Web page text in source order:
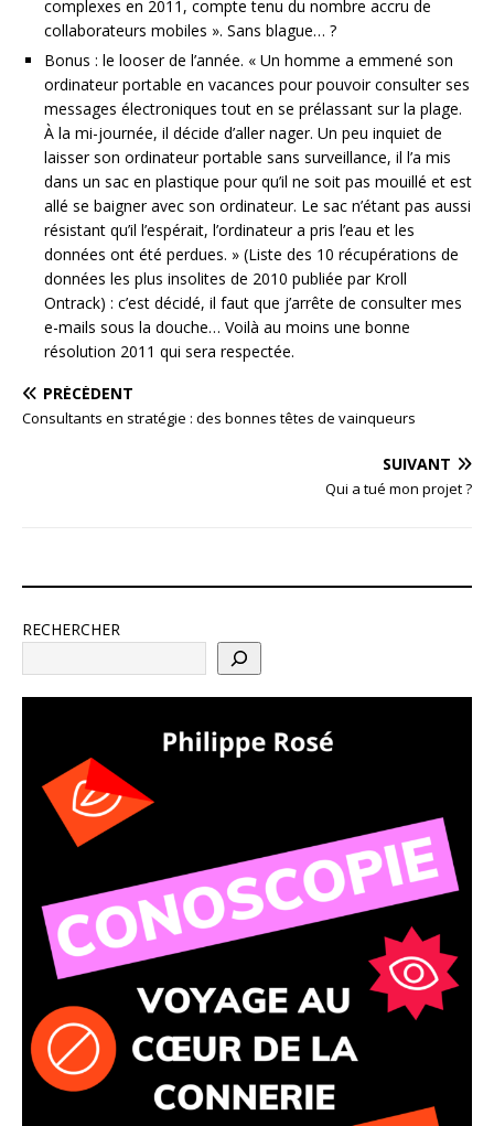
complexes en 2011, compte tenu du nombre accru de
collaborateurs mobiles ». Sans blague… ?
Bonus : le looser de l’année. « Un homme a emmené son
ordinateur portable en vacances pour pouvoir consulter ses
messages électroniques tout en se prélassant sur la plage.
À la mi-journée, il décide d’aller nager. Un peu inquiet de
laisser son ordinateur portable sans surveillance, il l’a mis
dans un sac en plastique pour qu’il ne soit pas mouillé et est
allé se baigner avec son ordinateur. Le sac n’étant pas aussi
résistant qu’il l’espérait, l’ordinateur a pris l’eau et les
données ont été perdues. » (Liste des 10 récupérations de
données les plus insolites de 2010 publiée par Kroll
Ontrack) : c’est décidé, il faut que j’arrête de consulter mes
e-mails sous la douche… Voilà au moins une bonne
résolution 2011 qui sera respectée.
PRÉCÉDENT
Consultants en stratégie : des bonnes têtes de vainqueurs
SUIVANT
Qui a tué mon projet ?
RECHERCHER